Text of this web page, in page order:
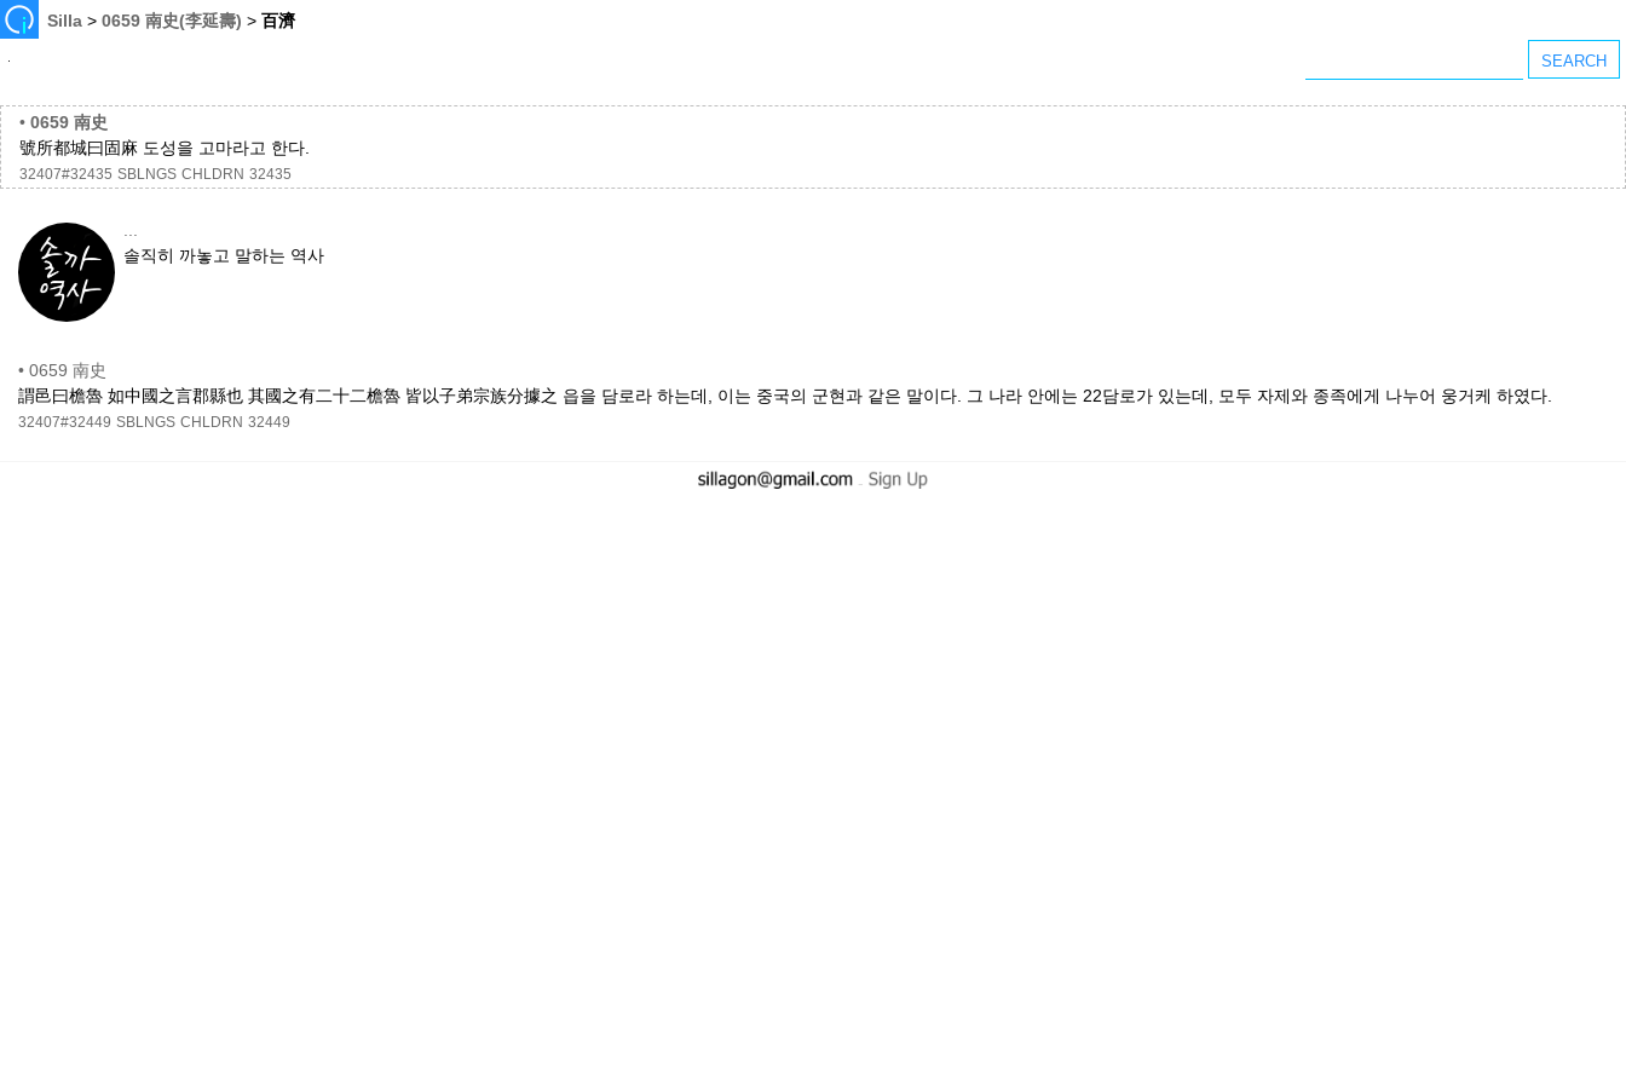
Silla >0659 南史(李延壽) >百濟
• 0659 南史
號所都城曰固麻 도성을 고마라고 한다.
32407#32435 SBLNGS CHLDRN 32435
솔직히 까놓고 말하는 역사
• 0659 南史
謂邑曰檐魯 如中國之言郡縣也 其國之有二十二檐魯 皆以子弟宗族分據之 읍을 담로라 하는데, 이는 중국의 군현과 같은 말이다. 그 나라 안에는 22담로가 있는데, 모두 자제와 종족에게 나누어 웅거케 하였다.
32407#32449 SBLNGS CHLDRN 32449
-